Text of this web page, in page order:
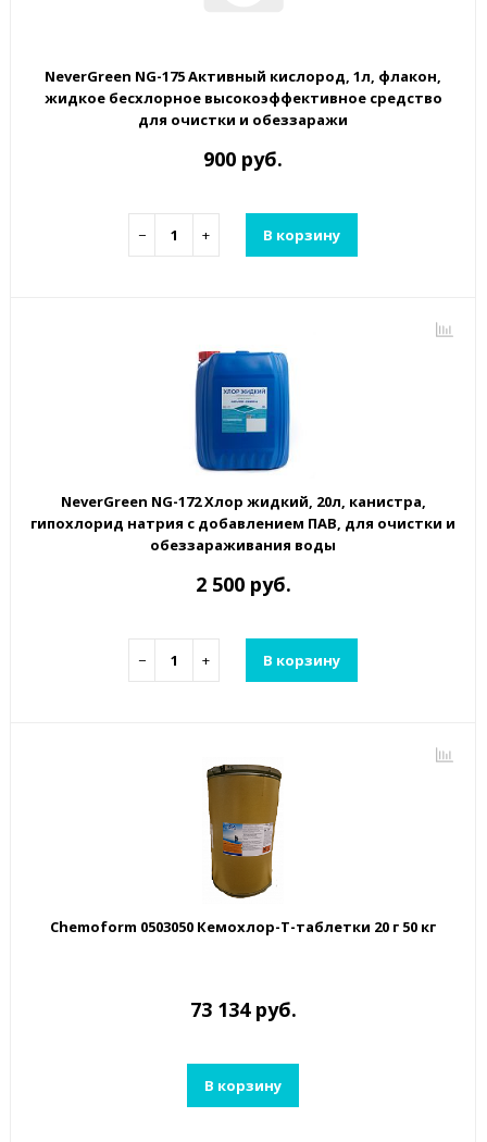
NeverGreen NG-175 Активный кислород, 1л, флакон,
жидкое бесхлорное высокоэффективное средство
для очистки и обеззаражи
900 руб.
− + В корзину
NeverGreen NG-172 Хлор жидкий, 20л, канистра,
гипохлорид натрия с добавлением ПАВ, для очистки и
обеззараживания воды
2 500 руб.
− + В корзину
Chemoform 0503050 Кемохлор-Т-таблетки 20 г 50 кг
73 134 руб.
В корзину